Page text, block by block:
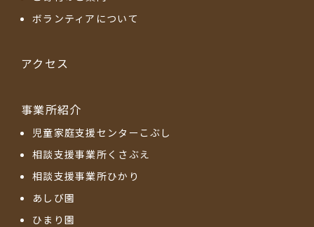
ボランティアについて
アクセス
事業所紹介
児童家庭支援センターこぶし
相談支援事業所くさぶえ
相談支援事業所ひかり
あしび園
ひまり園